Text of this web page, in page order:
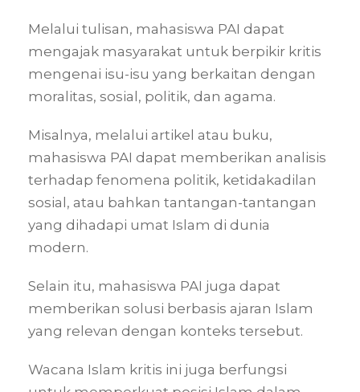
Melalui tulisan, mahasiswa PAI dapat
mengajak masyarakat untuk berpikir kritis
mengenai isu-isu yang berkaitan dengan
moralitas, sosial, politik, dan agama.
Misalnya, melalui artikel atau buku,
mahasiswa PAI dapat memberikan analisis
terhadap fenomena politik, ketidakadilan
sosial, atau bahkan tantangan-tantangan
yang dihadapi umat Islam di dunia
modern.
Selain itu, mahasiswa PAI juga dapat
memberikan solusi berbasis ajaran Islam
yang relevan dengan konteks tersebut.
Wacana Islam kritis ini juga berfungsi